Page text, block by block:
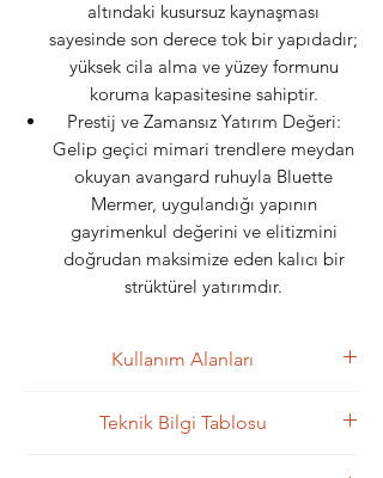
altındaki kusursuz kaynaşması
sayesinde son derece tok bir yapıdadır;
yüksek cila alma ve yüzey formunu
koruma kapasitesine sahiptir.
Prestij ve Zamansız Yatırım Değeri:
Gelip geçici mimari trendlere meydan
okuyan avangard ruhuyla Bluette
Mermer, uygulandığı yapının
gayrimenkul değerini ve elitizmini
doğrudan maksimize eden kalıcı bir
strüktürel yatırımdır.
Kullanım Alanları
Boğaz hattı yalılarında mekana
Teknik Bilgi Tablosu